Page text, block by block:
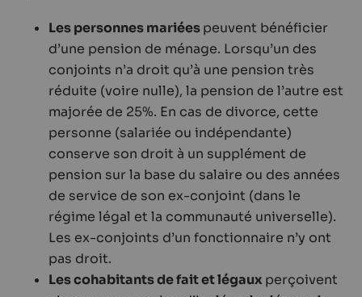
Les personnes mariéespeuvent bénéficier
d’une pension de ménage. Lorsqu’un des
conjoints n’a droit qu’à une pension très
réduite (voire nulle), la pension de l’autre est
majorée de 25%. En cas de divorce, cette
personne (salariée ou indépendante)
conserve son droit à un supplément de
pension sur la base du salaire ou des années
de service de son ex-conjoint (dans le
régime légal et la communauté universelle).
Les ex-conjoints d’un fonctionnaire n’y ont
pas droit.
Les cohabitants de fait et légaux perçoivent